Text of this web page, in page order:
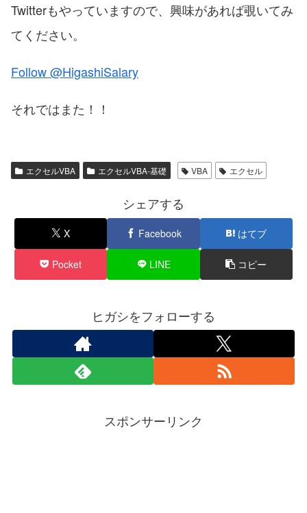
Twitterもやっていますので、興味があれば覗いてみ
てください。
Follow @HigashiSalary
それではまた！！
エクセルVBA エクセルVBA-基礎 VBA エクセル
シェアする
X Facebook はてブ
Pocket LINE コピー
ヒガシをフォローする
スポンサーリンク